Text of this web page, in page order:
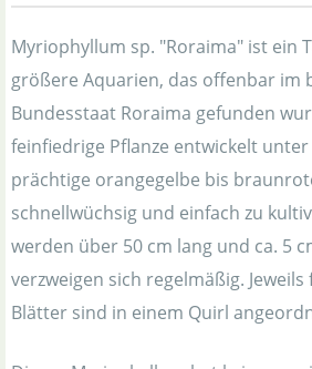
Myriophyllum sp. "Roraima" ist ein
größere Aquarien, das offenbar im
Bundesstaat Roraima gefunden
feinfiedrige Pflanze entwickelt unter
prächtige orangegelbe bis
schnellwüchsig und einfach zu
werden über 50 cm lang und ca. 5
verzweigen sich regelmäßig.
Blätter sind in einem Quirl